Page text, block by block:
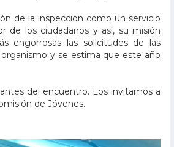
de la inspección como un servicio
de los ciudadanos y así, su misión
engorrosas las solicitudes de las
y se estima que este año
del encuentro. Los invitamos a
de Jóvenes.